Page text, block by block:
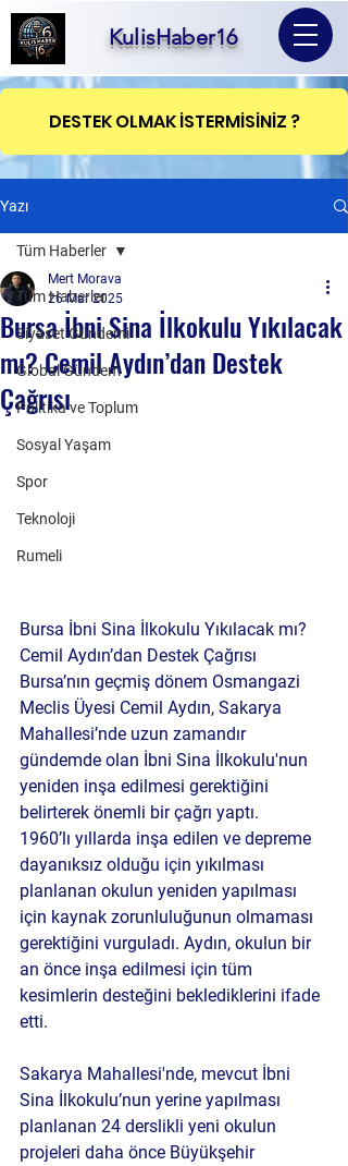
KulisHaber16
DESTEK OLMAK İSTERMİSİNİZ ?
Yazı
Tüm Haberler
Siyaset Gündemi
Global Gündem
Politika ve Toplum
Sosyal Yaşam
Spor
Teknoloji
Rumeli
Tüm Haberler
Bursa İbni Sina İlkokulu Yıkılacak
mı? Cemil Aydın’dan Destek
Çağrısı
Mert Morava
26 Mar 2025
Bursa İbni Sina İlkokulu Yıkılacak mı?
Cemil Aydın’dan Destek Çağrısı
Bursa’nın geçmiş dönem Osmangazi
Meclis Üyesi Cemil Aydın, Sakarya
Mahallesi’nde uzun zamandır
gündemde olan İbni Sina İlkokulu'nun
yeniden inşa edilmesi gerektiğini
belirterek önemli bir çağrı yaptı.
1960’lı yıllarda inşa edilen ve depreme
dayanıksız olduğu için yıkılması
planlanan okulun yeniden yapılması
için kaynak zorunluluğunun olmaması
gerektiğini vurguladı. Aydın, okulun bir
an önce inşa edilmesi için tüm
kesimlerin desteğini beklediklerini ifade
etti.
Sakarya Mahallesi'nde, mevcut İbni
Sina İlkokulu’nun yerine yapılması
planlanan 24 derslikli yeni okulun
projeleri daha önce Büyükşehir